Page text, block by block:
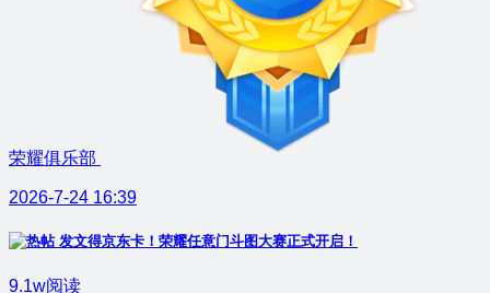
荣耀俱乐部
2026-7-24 16:39
发文得京东卡！荣耀任意门斗图大赛正式开启！
9.1w阅读